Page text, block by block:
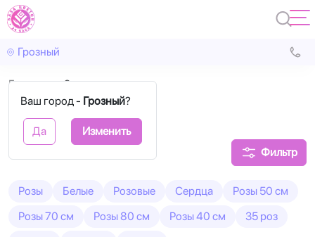
Грозный
Ваш город - Грозный?
Да Изменить
Главная 9 роз
9 роз букеты
Фильтр
Розы Белые Розовые Сердца
Розы 50 см
Розы 70 см
Розы 80 см Розы 40 см
35 роз